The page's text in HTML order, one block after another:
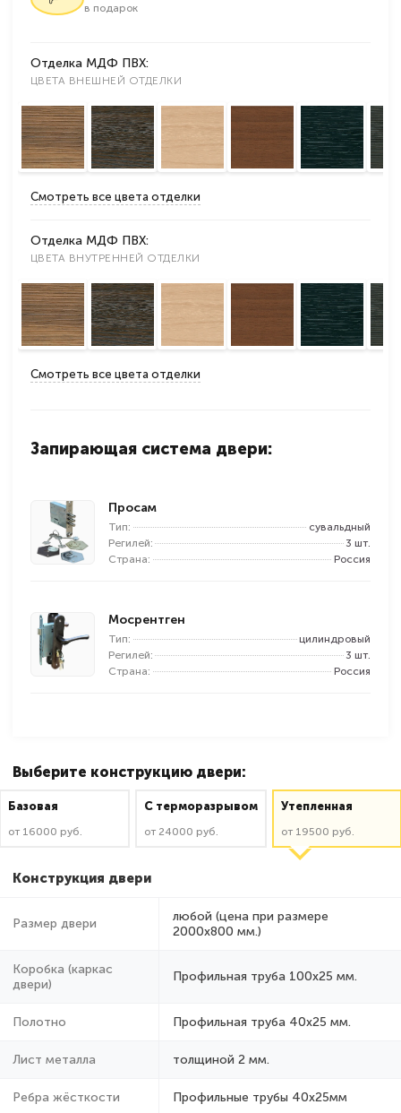
в подарок
Отделка МДФ ПВХ:
ЦВЕТА ВНЕШНЕЙ ОТДЕЛКИ
Смотреть все цвета отделки
Отделка МДФ ПВХ:
ЦВЕТА ВНУТРЕННЕЙ ОТДЕЛКИ
Смотреть все цвета отделки
Запирающая система двери:
Просам
Тип:
сувальдный
Регилей:
3 шт.
Страна:
Россия
Мосрентген
Тип:
цилиндровый
Регилей:
3 шт.
Страна:
Россия
Выберите конструкцию двери:
Базовая
от 16000 руб.
C терморазрывом
от 24000 руб.
Утепленная
от 19500 руб.
Конструкция двери
Размер двери
любой (цена при размере
2000x800 мм.)
Коробка (каркас
двери)
Профильная труба 100х25 мм.
Полотно Профильная труба 40х25 мм.
Лист металла толщиной 2 мм.
Ребра жёсткости Профильные трубы 40х25мм